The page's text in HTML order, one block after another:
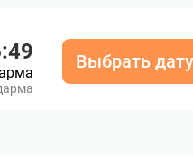
Выбрать дату